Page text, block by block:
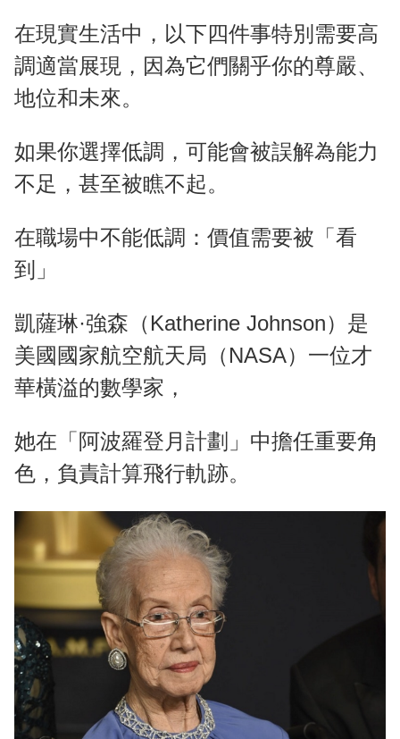
在現實生活中，以下四件事特別需要高
調適當展現，因為它們關乎你的尊嚴、
地位和未來。
如果你選擇低調，可能會被誤解為能力
不足，甚至被瞧不起。
在職場中不能低調：價值需要被「看
到」
凱薩琳·強森（Katherine Johnson）是
美國國家航空航天局（NASA）一位才
華橫溢的數學家，
她在「阿波羅登月計劃」中擔任重要角
色，負責計算飛行軌跡。